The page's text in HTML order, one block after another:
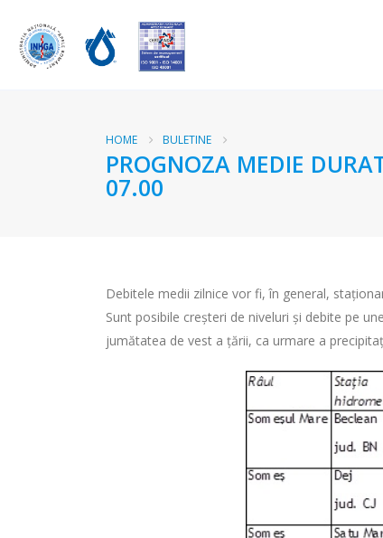
HOME BULETINE
PROGNOZA MEDIE
07.00
Debitele medii zilnice vor fi, în general,
Sunt posibile creşteri de niveluri şi debite pe
jumătatea de vest a țării, ca urmare a